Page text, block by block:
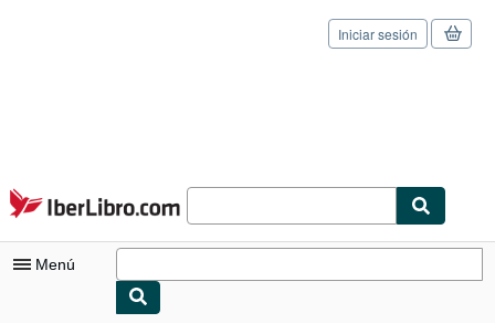
Pasar al contenido principal
IberLibro.com
Iniciar sesión
Menú